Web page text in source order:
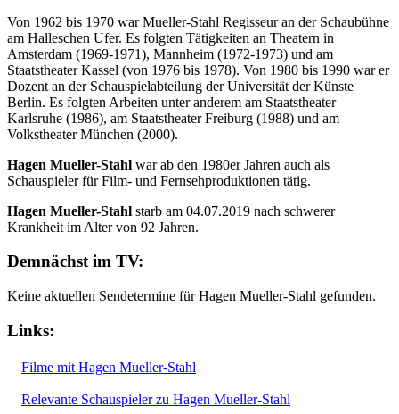
Von 1962 bis 1970 war Mueller-Stahl Regisseur an der Schaubühne
am Halleschen Ufer. Es folgten Tätigkeiten an Theatern in
Amsterdam (1969-1971), Mannheim (1972-1973) und am
Staatstheater Kassel (von 1976 bis 1978). Von 1980 bis 1990 war er
Dozent an der Schauspielabteilung der Universität der Künste
Berlin. Es folgten Arbeiten unter anderem am Staatstheater
Karlsruhe (1986), am Staatstheater Freiburg (1988) und am
Volkstheater München (2000).
Hagen Mueller-Stahl war ab den 1980er Jahren auch als
Schauspieler für Film- und Fernsehproduktionen tätig.
Hagen Mueller-Stahl starb am 04.07.2019 nach schwerer
Krankheit im Alter von 92 Jahren.
Demnächst im TV:
Keine aktuellen Sendetermine für Hagen Mueller-Stahl gefunden.
Links:
Filme mit Hagen Mueller-Stahl
Relevante Schauspieler zu Hagen Mueller-Stahl